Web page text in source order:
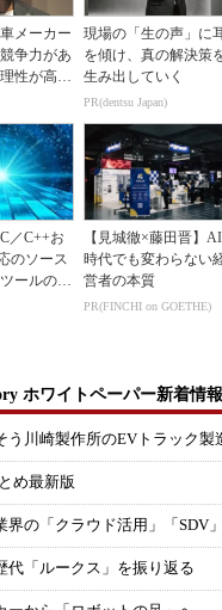
メーカー
争力があ
性が高
現場の「生の声」に
を傾け、真の解決策
生み出していく
PR(dentsu Japan)
／C++お
のソース
ールの資
【見城徹×藤田晋】AI
時代でも変わらない
営者の本質
PR(FINCHI on GOETHE)
ホワイトペーパー新着情報
う川崎製作所のEVトラック
め最新版
界の「クラウド活用」「SDV
代「ルークス」を振り返る